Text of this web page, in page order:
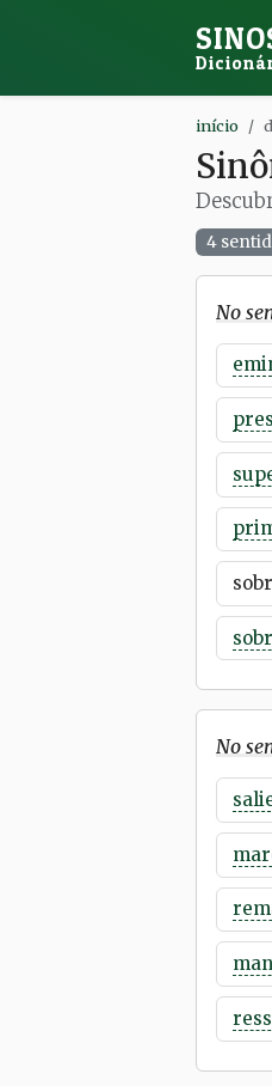
início
4
No
No